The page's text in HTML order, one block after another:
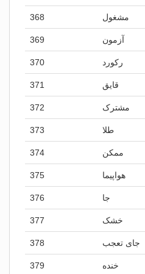
368 مشغول
369 آزمون
370 رکورد
371 قایق
372 مشترک
373 طلا
374 ممکن
375 هواپیما
376 جا
377 خشک
378 جای تعجب
379 خنده